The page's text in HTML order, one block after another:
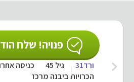
פנויה! שלח
ורד31 גיל 45
כניסה אחרונה
הכרויות ביבנה מרכז